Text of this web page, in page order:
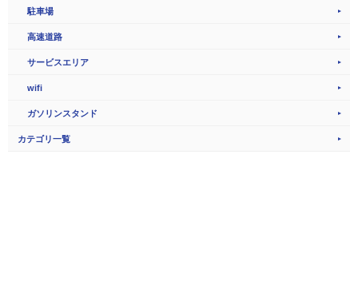
駐車場
高速道路
サービスエリア
wifi
ガソリンスタンド
カテゴリ一覧